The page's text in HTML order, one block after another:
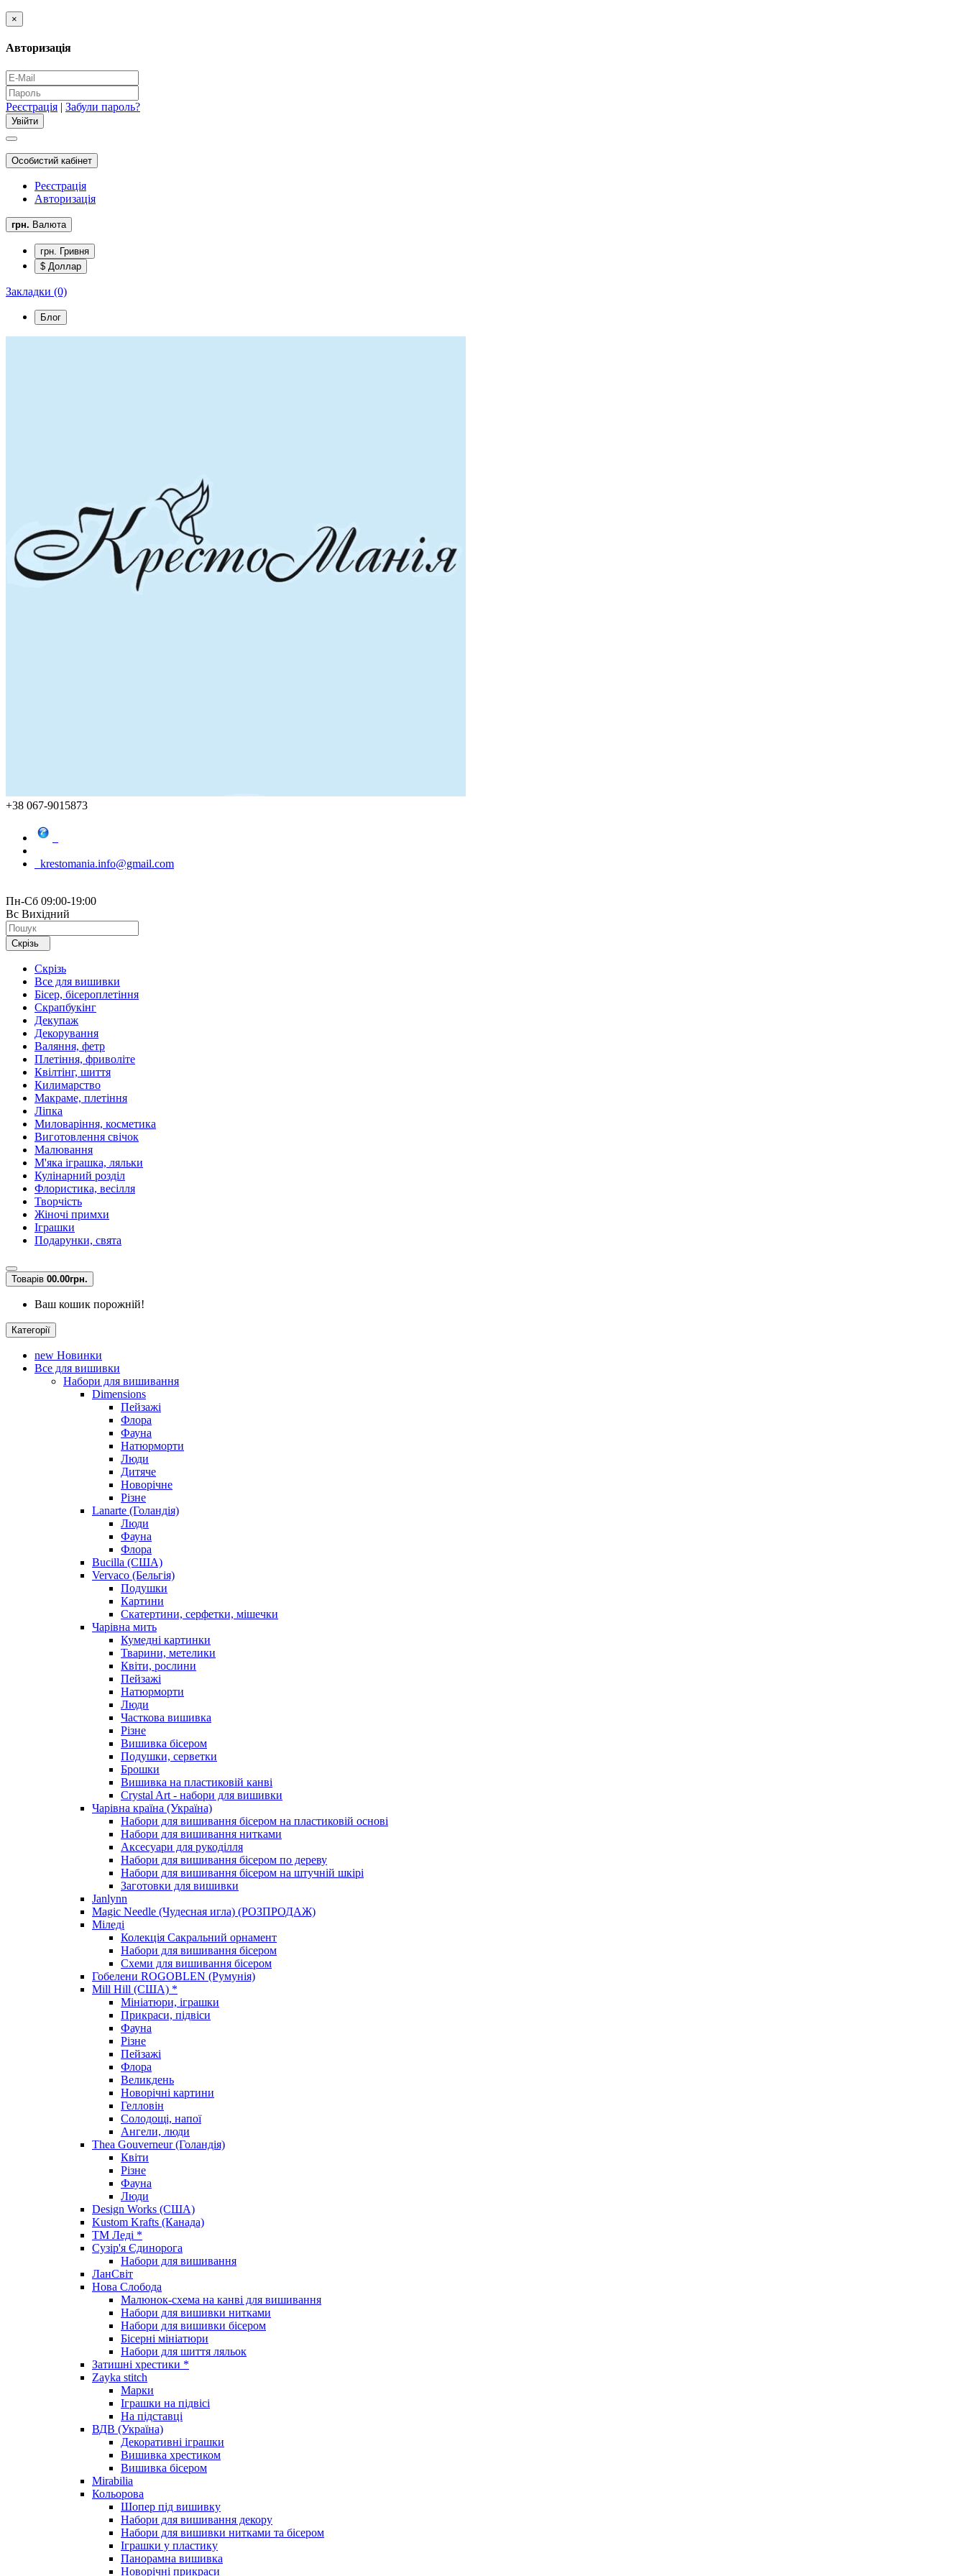
×
Авторизація
Реєстрація | Забули пароль?
Особистий кабінет
Реєстрація
Авторизація
грн. Валюта
грн. Гривня
$ Доллар
Закладки (0)
Блог
+38 067-9015873
krestomania.info@gmail.com
Пн-Сб 09:00-19:00
Вс Вихідний
Скрізь
Скрізь
Все для вишивки
Бісер, бісероплетіння
Скрапбукінг
Декупаж
Декорування
Валяння, фетр
Плетіння, фриволіте
Квілтінг, шиття
Килимарство
Макраме, плетіння
Ліпка
Миловаріння, косметика
Виготовлення свічок
Малювання
М'яка іграшка, ляльки
Кулінарний розділ
Флористика, весілля
Творчість
Жіночі примхи
Іграшки
Подарунки, свята
Товарів 00.00грн.
Ваш кошик порожній!
Категорії
new Новинки
Все для вишивки
Набори для вишивання
Dimensions
Пейзажі
Флора
Фауна
Натюрморти
Люди
Дитяче
Новорічне
Різне
Lanarte (Голандія)
Люди
Фауна
Флора
Bucilla (США)
Vervaco (Бельгія)
Подушки
Картини
Скатертини, серфетки, мішечки
Чарiвна мить
Кумедні картинки
Тварини, метелики
Квіти, рослини
Пейзажі
Натюрморти
Люди
Часткова вишивка
Різне
Вишивка бісером
Подушки, серветки
Брошки
Вишивка на пластиковій канві
Crystal Art - набори для вишивки
Чарівна країна (Україна)
Набори для вишивання бісером на пластиковій основі
Набори для вишивання нитками
Аксесуари для рукоділля
Набори для вишивання бісером по дереву
Набори для вишивання бісером на штучній шкірі
Заготовки для вишивки
Janlynn
Magic Needle (Чудесная игла) (РОЗПРОДАЖ)
Міледі
Колекція Сакральний орнамент
Набори для вишивання бісером
Схеми для вишивання бісером
Гобелени ROGOBLEN (Румунія)
Mill Hill (США) *
Мініатюри, іграшки
Прикраси, підвіси
Фауна
Різне
Пейзажі
Флора
Великдень
Новорічні картини
Гелловін
Солодощі, напої
Ангели, люди
Thea Gouverneur (Голандія)
Квіти
Різне
Фауна
Люди
Design Works (США)
Kustom Krafts (Канада)
ТМ Леді *
Сузір'я Єдинорога
Набори для вишивання
ЛанСвіт
Нова Слобода
Малюнок-схема на канві для вишивання
Набори для вишивки нитками
Набори для вишивки бісером
Бісерні мініатюри
Набори для шиття ляльок
Затишні хрестики *
Zayka stitch
Марки
Іграшки на підвісі
На підставці
ВДВ (Україна)
Декоративні іграшки
Вишивка хрестиком
Вишивка бісером
Mirabilia
Кольорова
Шопер під вишивку
Набори для вишивання декору
Набори для вишивки нитками та бісером
Іграшки у пластику
Панорамна вишивка
Новорічні прикраси